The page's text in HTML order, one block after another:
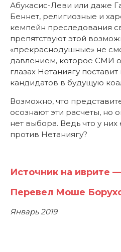
Абукасис-Леви или даже
Беннет, религиозные и
кемпейн преследования
препятствуют этой
«прекраснодушные» не
давлением, которое СМИ
глазах Нетаниягу
кандидатов в будущую
Возможно, что
осознают эти расчеты, но
нет выбора. Ведь что у
против Нетаниягу?
Источник на иврите
Перевел Моше
Январь 2019